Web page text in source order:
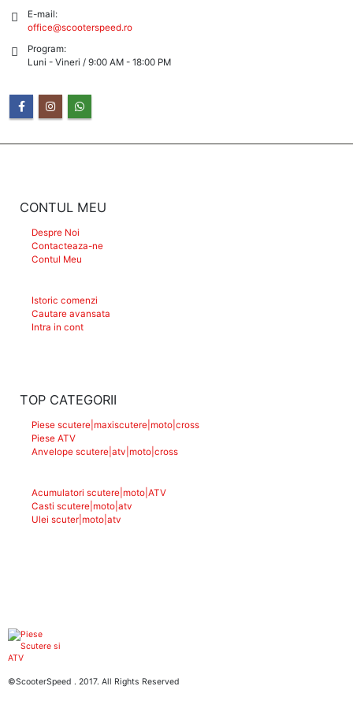
E-mail:
office@scooterspeed.ro
Program:
Luni - Vineri / 9:00 AM - 18:00 PM
CONTUL MEU
Despre Noi
Contacteaza-ne
Contul Meu
Istoric comenzi
Cautare avansata
Intra in cont
TOP CATEGORII
Piese scutere|maxiscutere|moto|cross
Piese ATV
Anvelope scutere|atv|moto|cross
Acumulatori scutere|moto|ATV
Casti scutere|moto|atv
Ulei scuter|moto|atv
©ScooterSpeed . 2017. All Rights Reserved